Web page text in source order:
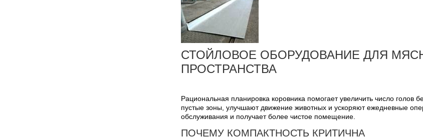
СТОЙЛОВОЕ ОБОРУДОВАНИЕ ДЛЯ
ПРОСТРАНСТВА
Рациональная планировка коровника помогает увеличить число
пустые зоны, улучшают движение животных и ускоряют ежедневные
обслуживания и получает более чистое помещение.
ПОЧЕМУ КОМПАКТНОСТЬ КРИТИЧНА